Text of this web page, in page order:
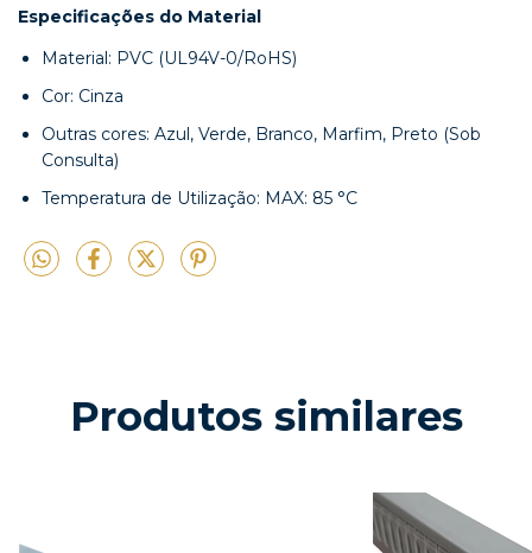
Especificações do Material
Material: PVC (UL94V-0/RoHS)
Cor: Cinza
Outras cores: Azul, Verde, Branco, Marfim, Preto (Sob
Consulta)
Temperatura de Utilização: MAX: 85 °C
Produtos similares